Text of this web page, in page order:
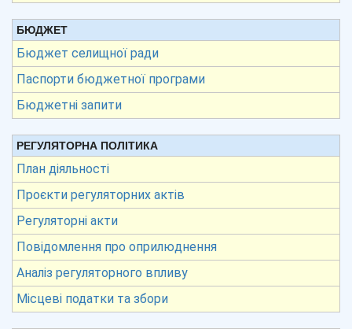
БЮДЖЕТ
Бюджет селищної ради
Паспорти бюджетної програми
Бюджетні запити
РЕГУЛЯТОРНА ПОЛІТИКА
План діяльності
Проєкти регуляторних актів
Регуляторні акти
Повідомлення про оприлюднення
Аналіз регуляторного впливу
Місцеві податки та збори